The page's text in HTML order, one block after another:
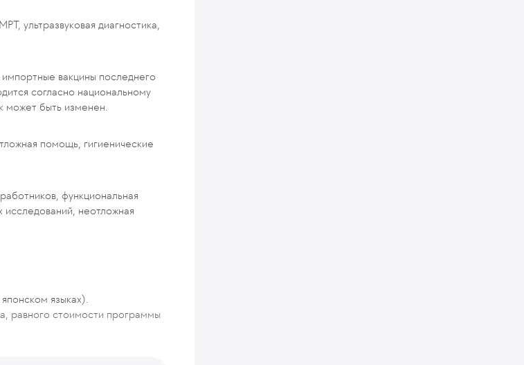
ультразвуковая диагностика,
вакцины последнего
согласно национальному
может быть изменен.
помощь, гигиенические
функциональная
исследований, неотложная
языках).
равного стоимости программы